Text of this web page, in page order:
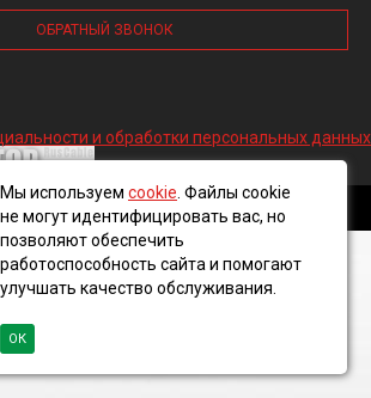
ОБРАТНЫЙ ЗВОНОК
и обработки персональных данных
кабельная компания, 2016 ©
Мы используем cookie . Файлы cookie
не могут идентифицировать вас, но
позволяют обеспечить
работоспособность сайта и помогают
улучшать качество обслуживания.
ОК